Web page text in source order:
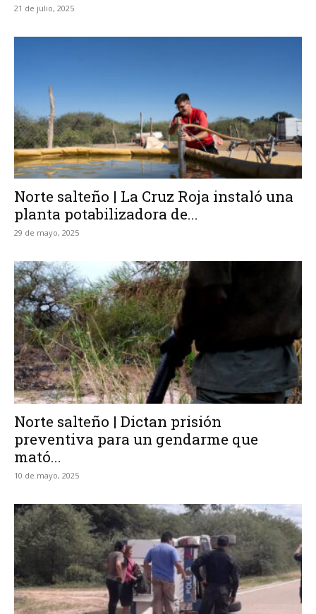
21 de julio, 2025
Norte salteño | La Cruz Roja instaló una
planta potabilizadora de...
29 de mayo, 2025
Norte salteño | Dictan prisión
preventiva para un gendarme que
mató...
10 de mayo, 2025